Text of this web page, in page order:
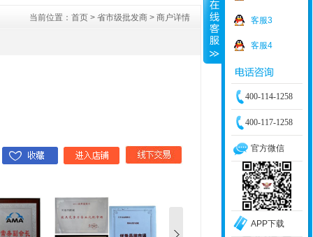
当前位置： 首页 > 省市级批发商 > 商户详情 客服3
客服4
400-114-1258
400-117-1258
官方微信
APP下载